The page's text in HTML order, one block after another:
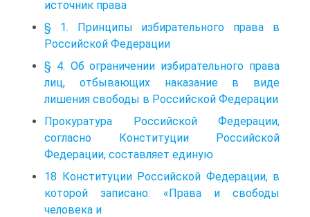
источник права
§ 1. Принципы избирательного права в
Российской Федерации
§ 4. Об ограничении избирательного права
лиц, отбывающих наказание в виде
лишения свободы в Российской Федерации
Прокуратура Российской Федерации,
согласно Конституции Российской
Федерации, составляет единую
18 Конституции Российской Федерации, в
которой записано: «Права и свободы
человека и